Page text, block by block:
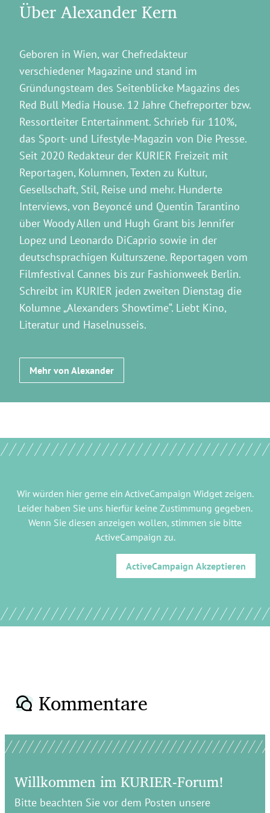
Über Alexander Kern
Geboren in Wien, war Chefredakteur
verschiedener Magazine und stand im
Gründungsteam des Seitenblicke Magazins des
Red Bull Media House. 12 Jahre Chefreporter bzw.
Ressortleiter Entertainment. Schrieb für 110%,
das Sport- und Lifestyle-Magazin von Die Presse.
Seit 2020 Redakteur der KURIER Freizeit mit
Reportagen, Kolumnen, Texten zu Kultur,
Gesellschaft, Stil, Reise und mehr. Hunderte
Interviews, von Beyoncé und Quentin Tarantino
über Woody Allen und Hugh Grant bis Jennifer
Lopez und Leonardo DiCaprio sowie in der
deutschsprachigen Kulturszene. Reportagen vom
Filmfestival Cannes bis zur Fashionweek Berlin.
Schreibt im KURIER jeden zweiten Dienstag die
Kolumne „Alexanders Showtime“. Liebt Kino,
Literatur und Haselnusseis.
Mehr von Alexander
Wir würden hier gerne ein ActiveCampaign Widgetzeigen.
Leider haben Sie uns hierfür keine Zustimmung gegeben.
Wenn Sie diesen anzeigen wollen, stimmen sie bitte
ActiveCampaign zu.
ActiveCampaign Akzeptieren
Kommentare